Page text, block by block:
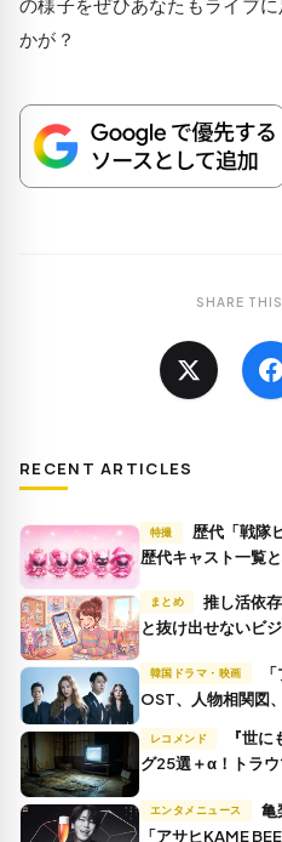
かが？
SHARE
RECENT ARTICLES
特撮
歴代キャスト一覧
まとめ
推し活依存はなぜ起きる？有名人崇拝症候群
と抜け出せないビ
韓国ドラマ・映画
OST、人物相関図
レコメンド
グ25選＋α！トラ
エンタメニュース
「アサヒKAME